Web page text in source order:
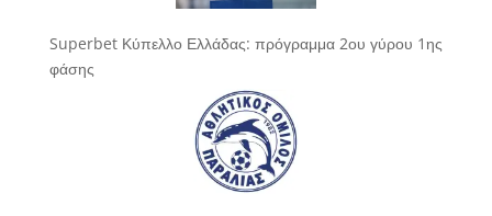
Superbet Κύπελλο Ελλάδας: πρόγραμμα 2ου γύρου 1ης
φάσης